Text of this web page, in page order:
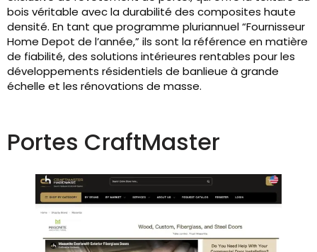
bois véritable avec la durabilité des composites haute
densité. En tant que programme pluriannuel “Fournisseur
Home Depot de l’année,” ils sont la référence en matière
de fiabilité, des solutions intérieures rentables pour les
développements résidentiels de banlieue à grande
échelle et les rénovations de masse.
Portes CraftMaster